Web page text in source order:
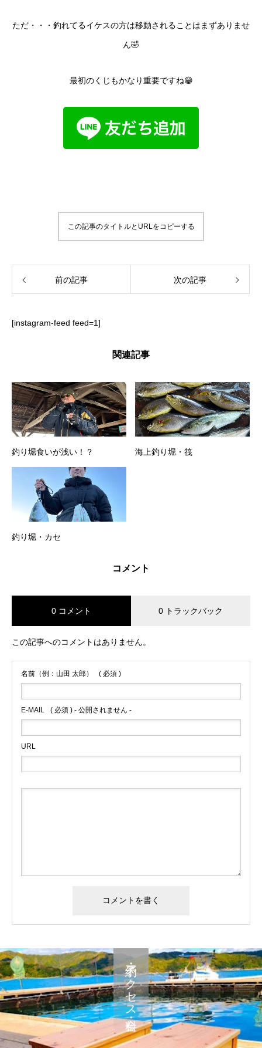
ただ・・・釣れてるイケスの方は移動されることはまずありませ
ん🤣
最初のくじもかなり重要ですね😁
この記事のタイトルとURLをコピーする
前の記事 次の記事
[instagram-feed feed=1]
関連記事
釣り堀食いが浅い！？ 海上釣り堀・筏
釣り堀・カセ
コメント
0 コメント 0 トラックバック
この記事へのコメントはありません。
名前（例：山田 太郎） ( 必須 )
E-MAIL ( 必須 ) - 公開されません -
URL
予約・アクセス・料金